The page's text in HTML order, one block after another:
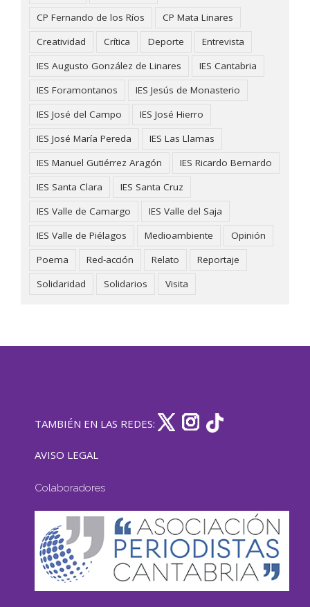
CP Fernando de los Ríos
CP Mata Linares
Creatividad
Crítica Deporte
Entrevista
IES Augusto González de Linares
IES Cantabria
IES Foramontanos
IES Jesús de Monasterio
IES José del Campo
IES José Hierro
IES José María Pereda
IES Las Llamas
IES Manuel Gutiérrez Aragón
IES Ricardo Bernardo
IES Santa Clara
IES Santa Cruz
IES Valle de Camargo
IES Valle del Saja
IES Valle de Piélagos
Medioambiente
Opinión
Poema
Red-acción Relato
Reportaje
Solidaridad
Solidarios Visita
TAMBIÉN EN LAS REDES:
AVISO LEGAL
Colaboradores